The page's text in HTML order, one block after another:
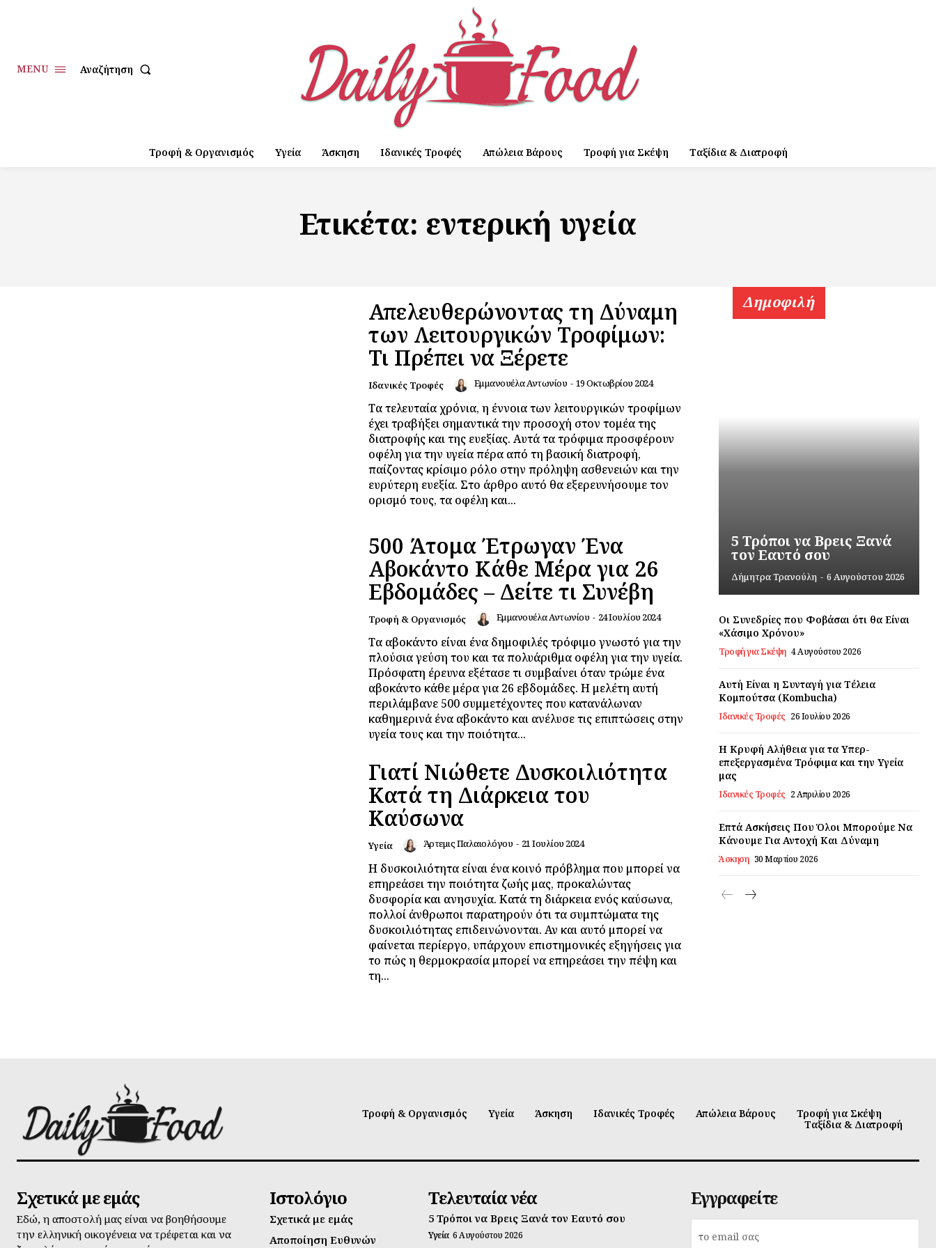
MENU Αναζήτηση
Τροφή & Οργανισμός Υγεία Άσκηση Ιδανικές Τροφές Απώλεια Βάρους Τροφή για Σκέψη Ταξίδια & Διατροφή
Ετικέτα: εντερική υγεία
Απελευθερώνοντας τη Δύναμη
των Λειτουργικών Τροφίμων:
Τι Πρέπει να Ξέρετε
Ιδανικές Τροφές Εμμανουέλα Αντωνίου - 19 Οκτωβρίου 2024
Τα τελευταία χρόνια, η έννοια των λειτουργικών τροφίμων
έχει τραβήξει σημαντικά την προσοχή στον τομέα της
διατροφής και της ευεξίας. Αυτά τα τρόφιμα προσφέρουν
οφέλη για την υγεία πέρα από τη βασική διατροφή,
παίζοντας κρίσιμο ρόλο στην πρόληψη ασθενειών και την
ευρύτερη ευεξία. Στο άρθρο αυτό θα εξερευνήσουμε τον
ορισμό τους, τα οφέλη και...
500 Άτομα Έτρωγαν Ένα
Αβοκάντο Κάθε Μέρα για 26
Εβδομάδες – Δείτε τι Συνέβη
Τροφή & Οργανισμός Εμμανουέλα Αντωνίου - 24 Ιουλίου 2024
Τα αβοκάντο είναι ένα δημοφιλές τρόφιμο γνωστό για την
πλούσια γεύση του και τα πολυάριθμα οφέλη για την υγεία.
Πρόσφατη έρευνα εξέτασε τι συμβαίνει όταν τρώμε ένα
αβοκάντο κάθε μέρα για 26 εβδομάδες. Η μελέτη αυτή
περιλάμβανε 500 συμμετέχοντες που κατανάλωναν
καθημερινά ένα αβοκάντο και ανέλυσε τις επιπτώσεις στην
υγεία τους και την ποιότητα...
Γιατί Νιώθετε Δυσκοιλιότητα
Κατά τη Διάρκεια του
Καύσωνα
Υγεία Άρτεμις Παλαιολόγου - 21 Ιουλίου 2024
Η δυσκοιλιότητα είναι ένα κοινό πρόβλημα που μπορεί να
επηρεάσει την ποιότητα ζωής μας, προκαλώντας
δυσφορία και ανησυχία. Κατά τη διάρκεια ενός καύσωνα,
πολλοί άνθρωποι παρατηρούν ότι τα συμπτώματα της
δυσκοιλιότητας επιδεινώνονται. Αν και αυτό μπορεί να
φαίνεται περίεργο, υπάρχουν επιστημονικές εξηγήσεις για
το πώς η θερμοκρασία μπορεί να επηρεάσει την πέψη και
τη...
Δημοφιλή
5 Τρόποι να Βρεις Ξανά
τον Εαυτό σου
Δήμητρα Τρανούλη - 6 Αυγούστου 2026
Οι Συνεδρίες που Φοβάσαι ότι θα Είναι
«Χάσιμο Χρόνου»
Τροφή για Σκέψη 4 Αυγούστου 2026
Αυτή Είναι η Συνταγή για Τέλεια
Κομπούτσα (Kombucha)
Ιδανικές Τροφές 26 Ιουλίου 2026
Η Κρυφή Αλήθεια για τα Υπερ-
επεξεργασμένα Τρόφιμα και την Υγεία
μας
Ιδανικές Τροφές 2 Απριλίου 2026
Επτά Ασκήσεις Που Όλοι Μπορούμε Να
Κάνουμε Για Αντοχή Και Δύναμη
Άσκηση 30 Μαρτίου 2026
Τροφή & Οργανισμός Υγεία Άσκηση Ιδανικές Τροφές Απώλεια Βάρους
Τροφή για Σκέψη
Ταξίδια & Διατροφή
Σχετικά με εμάς
Εδώ, η αποστολή μας είναι να βοηθήσουμε
την ελληνική οικογένεια να τρέφεται και να
Ιστολόγιο
Σχετικά με εμάς
Αποποίηση Ευθυνών
Τελευταία νέα
5 Τρόποι να Βρεις Ξανά τον Εαυτό σου
Υγεία 6 Αυγούστου 2026
Εγγραφείτε